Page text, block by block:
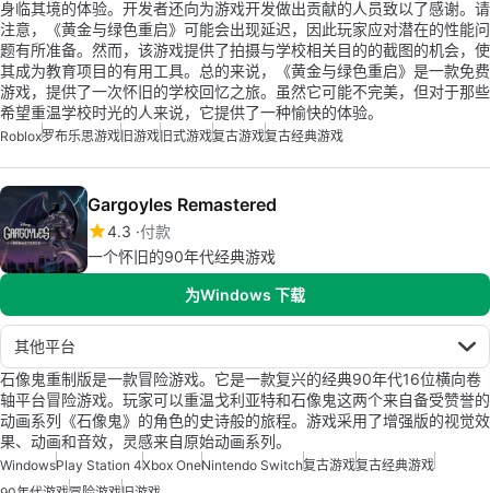
身临其境的体验。开发者还向为游戏开发做出贡献的人员致以了感谢。请
注意，《黄金与绿色重启》可能会出现延迟，因此玩家应对潜在的性能问
题有所准备。然而，该游戏提供了拍摄与学校相关目的的截图的机会，使
其成为教育项目的有用工具。总的来说，《黄金与绿色重启》是一款免费
游戏，提供了一次怀旧的学校回忆之旅。虽然它可能不完美，但对于那些
希望重温学校时光的人来说，它提供了一种愉快的体验。
Roblox罗布乐思游戏旧游戏旧式游戏复古游戏复古经典游戏
Gargoyles Remastered
4.3 付款
一个怀旧的90年代经典游戏
为Windows 下载
其他平台
石像鬼重制版是一款冒险游戏。它是一款复兴的经典90年代16位横向卷
轴平台冒险游戏。玩家可以重温戈利亚特和石像鬼这两个来自备受赞誉的
动画系列《石像鬼》的角色的史诗般的旅程。游戏采用了增强版的视觉效
果、动画和音效，灵感来自原始动画系列。
WindowsPlay Station 4Xbox OneNintendo Switch复古游戏复古经典游戏